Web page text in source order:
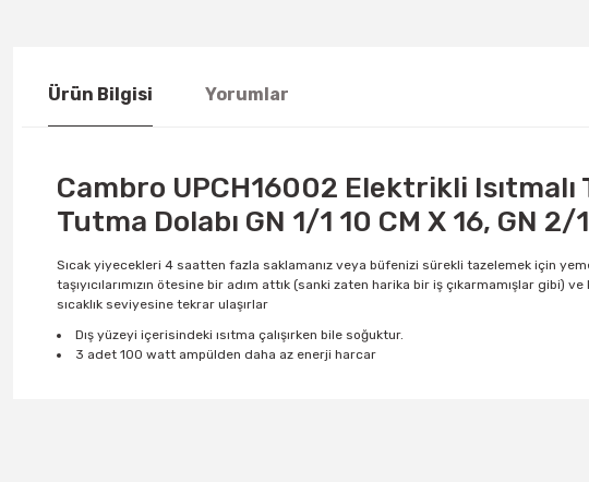
Ürün Bilgisi Yorumlar
Cambro UPCH16002 Elektrikli
Tutma Dolabı GN 1/1 10 CM X 16, GN 2/
Sıcak yiyecekleri 4 saatten fazla saklamanız veya büfenizi sürekli tazelemek için
taşıyıcılarımızın ötesine bir adım attık (sanki zaten harika bir iş çıkarmamışlar
sıcaklık seviyesine tekrar ulaşırlar
Dış yüzeyi içerisindeki ısıtma çalışırken bile soğuktur.
3 adet 100 watt ampülden daha az enerji harcar